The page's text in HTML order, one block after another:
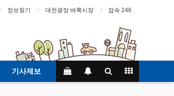
정보찾기 대천광장 벼룩시장 접속 246
기사제보